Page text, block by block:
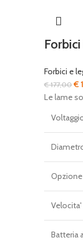
Forbici e
€177,00Il
€
€
Le lame
Batteria